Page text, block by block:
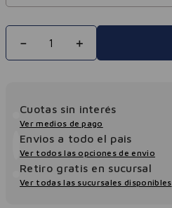
＋
－
Cuotas sin interés
Ver medios de pago
Envios a todo el pais
Ver todos las opciones de envio
Retiro gratis en sucursal
Ver todas las sucursales disponibles